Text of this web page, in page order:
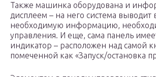
Также машинка оборудована и
дисплеем – на него система выводит
необходимую информацию,
управления. И еще, сама панель
индикатор – расположен над самой
помеченной как «Запуск/остановка